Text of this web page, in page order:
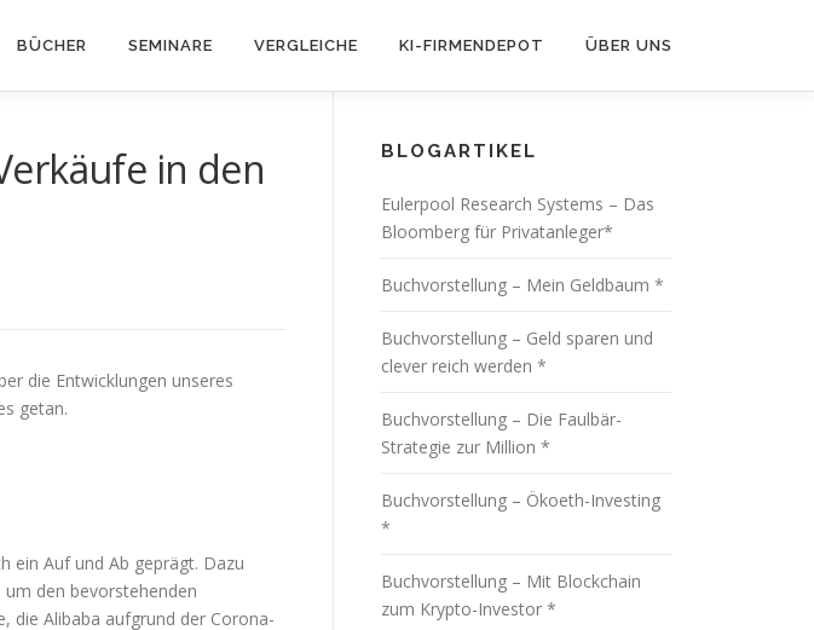
BÜCHER SEMINARE VERGLEICHE KI-FIRMENDEPOT ÜBER UNS
in den
die Entwicklungen unseres
getan.
ein Auf und Ab geprägt. Dazu
um den bevorstehenden
die Alibaba aufgrund der Corona-
BLOGARTIKEL
Eulerpool Research Systems – Das
Bloomberg für Privatanleger*
Buchvorstellung – Mein Geldbaum *
Buchvorstellung – Geld sparen und
clever reich werden *
Buchvorstellung – Die Faulbär-
Strategie zur Million *
Buchvorstellung – Ökoeth-Investing
*
Buchvorstellung – Mit Blockchain
zum Krypto-Investor *